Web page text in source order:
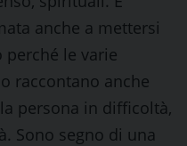
anche a mettersi
perché le varie
raccontano anche
persona in difficoltà,
Sono segno di una